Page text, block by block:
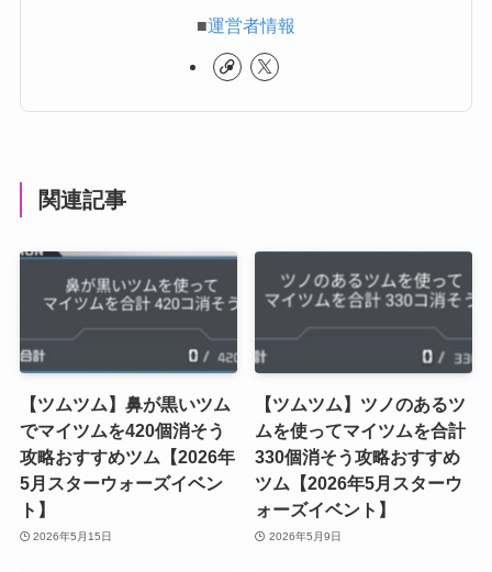
■運営者情報
関連記事
【ツムツム】鼻が黒いツム
でマイツムを420個消そう
攻略おすすめツム【2026年
5月スターウォーズイベン
ト】
2026年5月15日
【ツムツム】ツノのあるツ
ムを使ってマイツムを合計
330個消そう攻略おすすめ
ツム【2026年5月スターウ
ォーズイベント】
2026年5月9日